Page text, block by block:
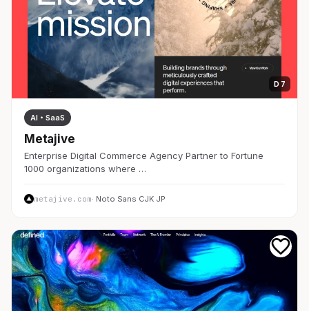
D 7
AI・SaaS
Metajive
Enterprise Digital Commerce Agency Partner to Fortune
1000 organizations where …
metajive.com· Noto Sans CJK JP